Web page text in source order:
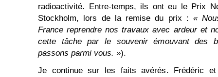
radioactivité. Entre-temps, ils ont eu le Prix
Stockholm, lors de la remise du prix : «
France reprendre nos travaux avec ardeur et
cette tâche par le souvenir émouvant des
passons parmi vous. »).
Je continue sur les faits avérés. Frédéric et